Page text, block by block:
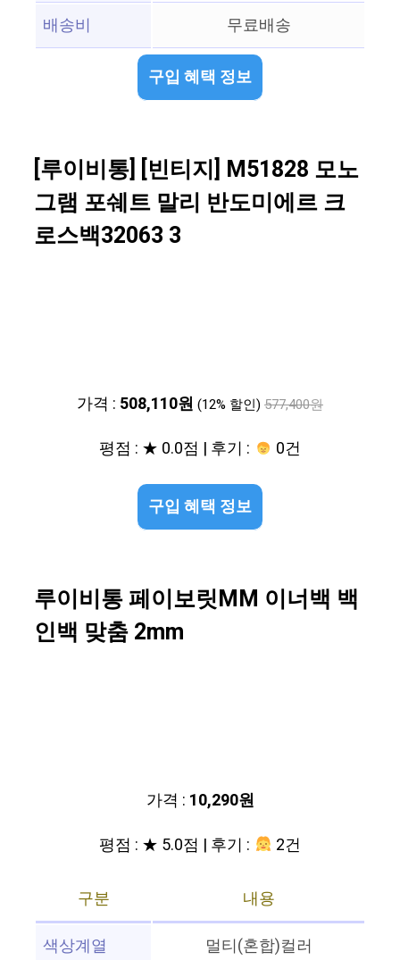
배송비
무료배송
구입 혜택 정보
[루이비통] [빈티지] M51828 모노
그램 포쉐트 말리 반도미에르 크
로스백32063 3
가격 : 508,110원 (12% 할인) 577,400원
평점 : ★ 0.0점 | 후기 : 0건
구입 혜택 정보
루이비통 페이보릿MM 이너백 백
인백 맞춤 2mm
가격 : 10,290원
평점 : ★ 5.0점 | 후기 :
2건
구분
내용
색상계열
멀티(혼합)컬러